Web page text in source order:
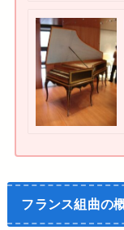
フランス組曲の